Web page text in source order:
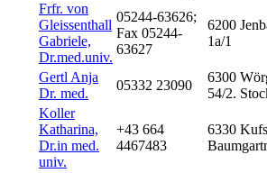
Frfr. von
Gleissenthall
Gabriele,
Dr.med.univ.
05244-63626;
Fax 05244-
63627
6200
1a/1
Gertl Anja
Dr. med.
05332 23090
6300
54/2.
Koller
Katharina,
Dr.in med.
univ.
+43 664
4467483
6330